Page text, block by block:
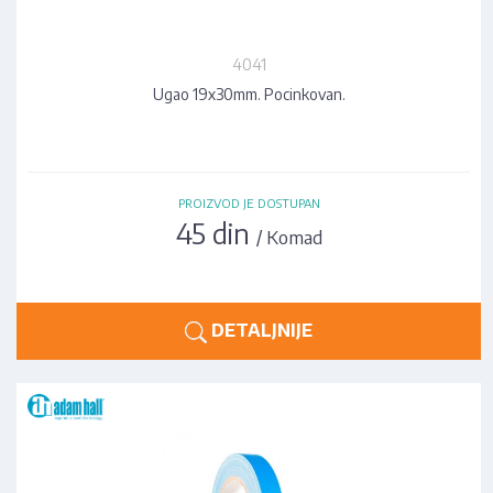
4041
Ugao 19x30mm. Pocinkovan.
PROIZVOD JE DOSTUPAN
45 din / Komad
DETALJNIJE